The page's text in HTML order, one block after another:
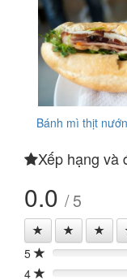
Bánh mì thịt
Xếp hạng và
0.0 / 5
5 0%
4
0%